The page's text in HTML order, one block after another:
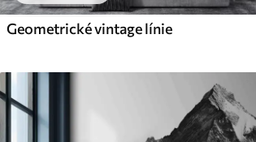
Geometrické vintage línie